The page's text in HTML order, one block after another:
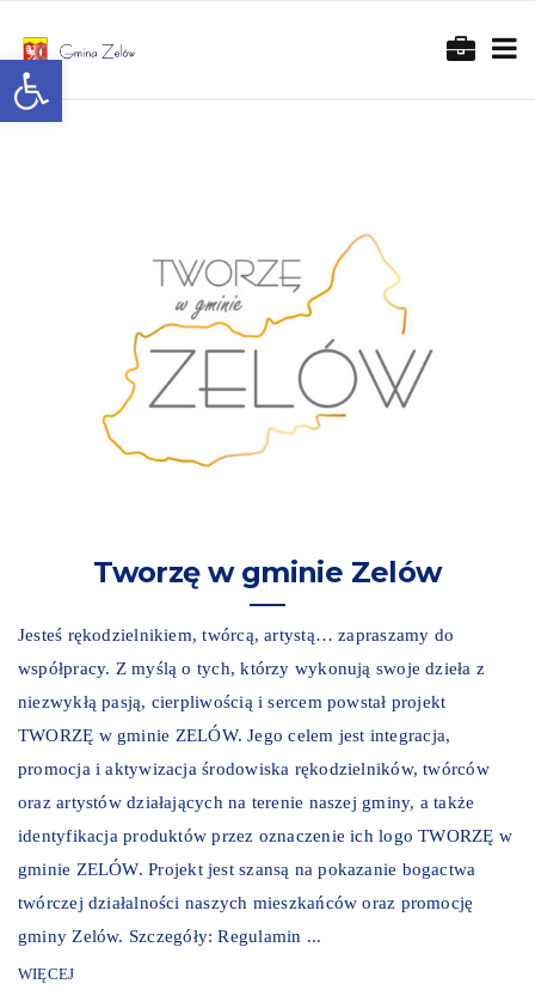
Otwórz pasek narzędzi
Tworzę w gminie Zelów
Jesteś rękodzielnikiem, twórcą, artystą… zapraszamy do
współpracy. Z myślą o tych, którzy wykonują swoje dzieła z
niezwykłą pasją, cierpliwością i sercem powstał projekt
TWORZĘ w gminie ZELÓW. Jego celem jest integracja,
promocja i aktywizacja środowiska rękodzielników, twórców
oraz artystów działających na terenie naszej gminy, a także
identyfikacja produktów przez oznaczenie ich logo TWORZĘ w
gminie ZELÓW. Projekt jest szansą na pokazanie bogactwa
twórczej działalności naszych mieszkańców oraz promocję
gminy Zelów. Szczegóły: Regulamin ...
WIĘCEJ